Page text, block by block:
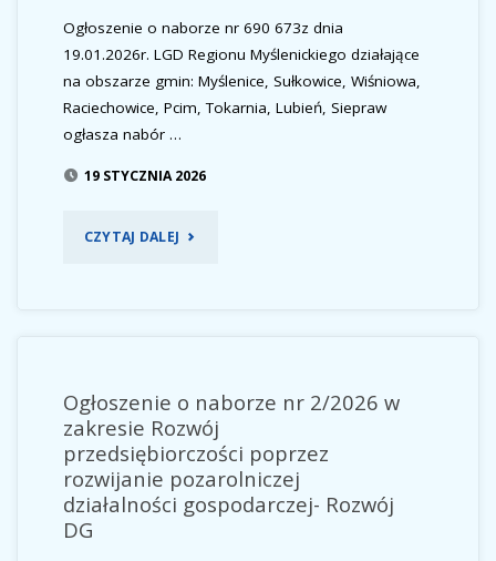
DO
INFRASTRUKTURY
Ogłoszenie o naborze nr 690 673z dnia
19.01.2026r. LGD Regionu Myślenickiego działające
na obszarze gmin: Myślenice, Sułkowice, Wiśniowa,
Raciechowice, Pcim, Tokarnia, Lubień, Siepraw
ogłasza nabór …
19 STYCZNIA 2026
CZYTAJ DALEJ "OGŁOSZENIE
3/2026
W
ZAKRESIE
Ogłoszenie o naborze nr 2/2026 w
zakresie Rozwój
przedsiębiorczości poprzez
rozwijanie pozarolniczej
działalności gospodarczej- Rozwój
DG